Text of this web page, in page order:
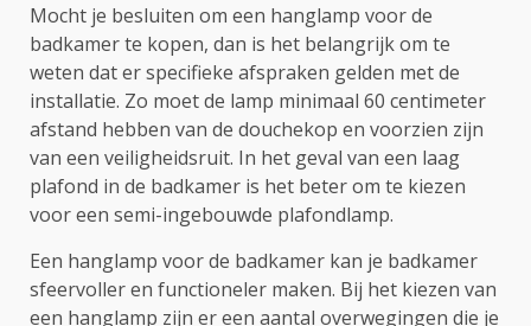
Mocht je besluiten om een hanglamp voor de
badkamer te kopen, dan is het belangrijk om te
weten dat er specifieke afspraken gelden met de
installatie. Zo moet de lamp minimaal 60 centimeter
afstand hebben van de douchekop en voorzien zijn
van een veiligheidsruit. In het geval van een laag
plafond in de badkamer is het beter om te kiezen
voor een semi-ingebouwde plafondlamp.
Een hanglamp voor de badkamer kan je badkamer
sfeervoller en functioneler maken. Bij het kiezen van
een hanglamp zijn er een aantal overwegingen die je